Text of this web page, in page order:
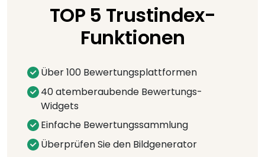
TOP 5 Trustindex-
Funktionen
Über 100 Bewertungsplattformen
40 atemberaubende Bewertungs-
Widgets
Einfache Bewertungssammlung
Überprüfen Sie den Bildgenerator